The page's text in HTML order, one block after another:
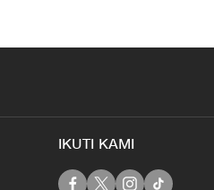
IKUTI KAMI